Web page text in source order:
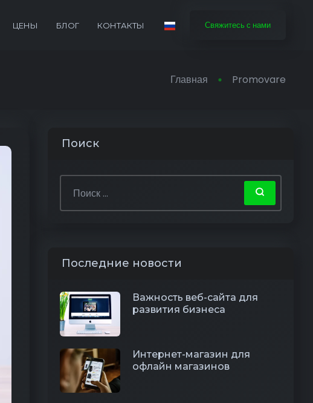
ЦЕНЫ БЛОГ КОНТАКТЫ Свяжитесь с нами
Главная Promovare
Поиск
Последние новости
Важность веб-сайта для
развития бизнеса
Интернет-магазин для
офлайн магазинов